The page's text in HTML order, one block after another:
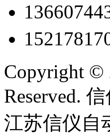
Copyright ©
Reserved.
江苏信仪自